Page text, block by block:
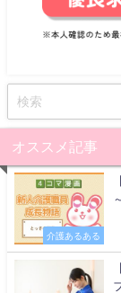
オススメ記事
介護あるある
～